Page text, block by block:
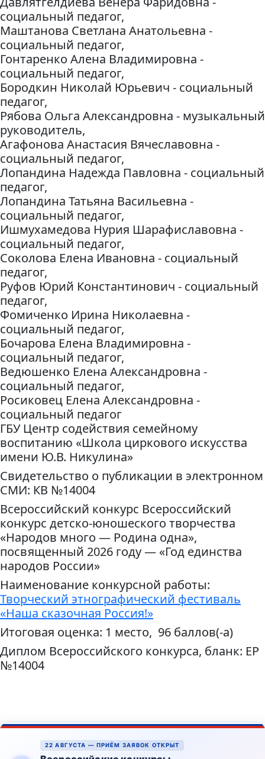
социальный педагог,
Маштанова Светлана Анатольевна -
социальный педагог,
Гонтаренко Алена Владимировна -
социальный педагог,
Бородкин Николай Юрьевич - социальный
педагог,
Рябова Ольга Александровна - музыкальный
руководитель,
Агафонова Анастасия Вячеславовна -
социальный педагог,
Лопандина Надежда Павловна - социальный
педагог,
Лопандина Татьяна Васильевна -
социальный педагог,
Ишмухамедова Нурия Шарафиславовна -
социальный педагог,
Соколова Елена Ивановна - социальный
педагог,
Руфов Юрий Константинович - социальный
педагог,
Фомиченко Ирина Николаевна -
социальный педагог,
Бочарова Елена Владимировна -
социальный педагог,
Ведюшенко Елена Александровна -
социальный педагог,
Росиковец Елена Александровна -
социальный педагог
ГБУ Центр содействия семейному
воспитанию «Школа циркового искусства
имени Ю.В. Никулина»
Свидетельство о публикации в электронном
СМИ: КВ №14004
Всероссийский конкурс Всероссийский
конкурс детско-юношеского творчества
«Народов много — Родина одна»,
посвященный 2026 году — «Год единства
народов России»
Наименование конкурсной работы:
Творческий этнографический фестиваль
«Наша сказочная Россия!»
Итоговая оценка: 1 место, 96 баллов(-а)
Диплом Всероссийского конкурса, бланк: ЕР
№14004
22 АВГУСТА — ПРИЁМ ЗАЯВОК ОТКРЫТ